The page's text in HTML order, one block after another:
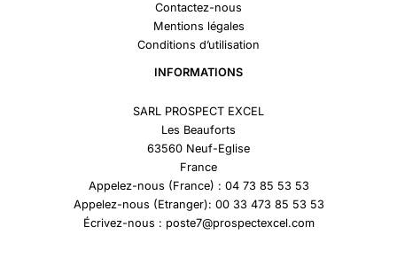
Contactez-nous
Mentions légales
Conditions d’utilisation
INFORMATIONS
SARL PROSPECT EXCEL
Les Beauforts
63560 Neuf-Eglise
France
Appelez-nous (France) : 04 73 85 53 53
Appelez-nous (Etranger): 00 33 473 85 53 53
Écrivez-nous : poste7@prospectexcel.com